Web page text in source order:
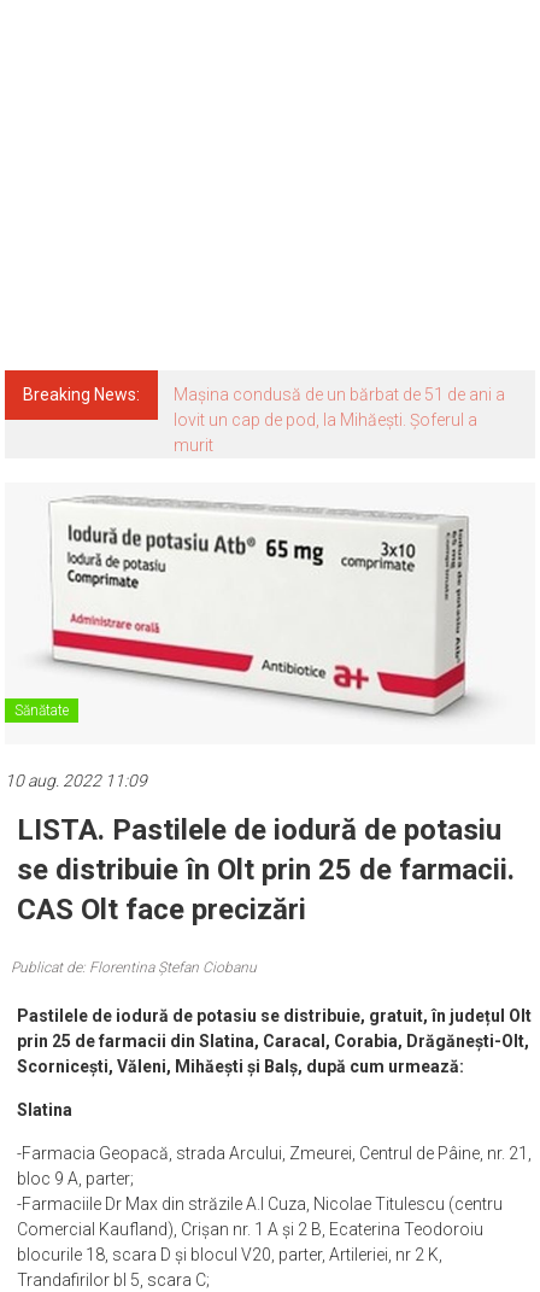
Breaking News:
Mașina condusă de un bărbat de 51 de ani a
lovit un cap de pod, la Mihăești. Șoferul a
murit
Sănătate
10 aug. 2022 11:09
LISTA. Pastilele de iodură de potasiu
se distribuie în Olt prin 25 de farmacii.
CAS Olt face precizări
Publicat de: Florentina Ștefan Ciobanu
Pastilele de iodură de potasiu se distribuie, gratuit, în județul Olt
prin 25 de farmacii din Slatina, Caracal, Corabia, Drăgănești-Olt,
Scornicești, Văleni, Mihăești și Balș, după cum urmează:
Slatina
-Farmacia Geopacă, strada Arcului, Zmeurei, Centrul de Pâine, nr. 21,
bloc 9 A, parter;
-Farmaciile Dr Max din străzile A.I Cuza, Nicolae Titulescu (centru
Comercial Kaufland), Crișan nr. 1 A și 2 B, Ecaterina Teodoroiu
blocurile 18, scara D și blocul V20, parter, Artileriei, nr 2 K,
Trandafirilor bl 5, scara C;